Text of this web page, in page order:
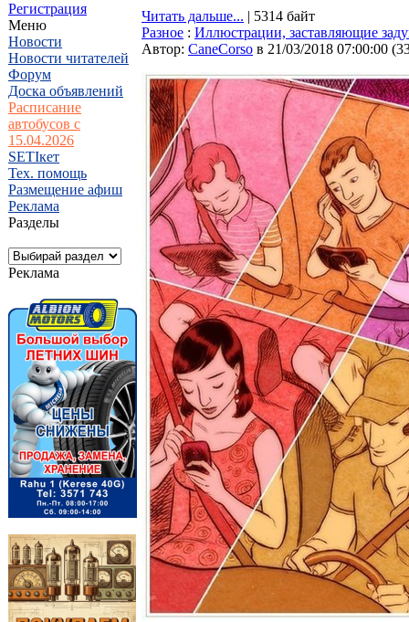
Регистрация
Меню
Новости
Новости читателей
Форум
Доска объявлений
Расписание
автобусов с
15.04.2026
SETIкет
Тех. помощь
Размещение афиш
Реклама
Разделы
Реклама
Читать дальше... | 5314 байт
Разное : Иллюстрации, заставляющие
Автор: CaneCorso в 21/03/2018 07:00:00 (